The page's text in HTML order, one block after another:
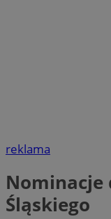
reklama
Nominacje
Śląskiego